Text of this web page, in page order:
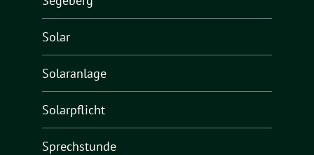
Solar
Solaranlage
Solarpflicht
Sprechstunde